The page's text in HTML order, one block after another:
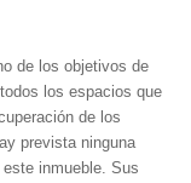
de los objetivos de
los espacios que
de los
prevista ninguna
inmueble. Sus